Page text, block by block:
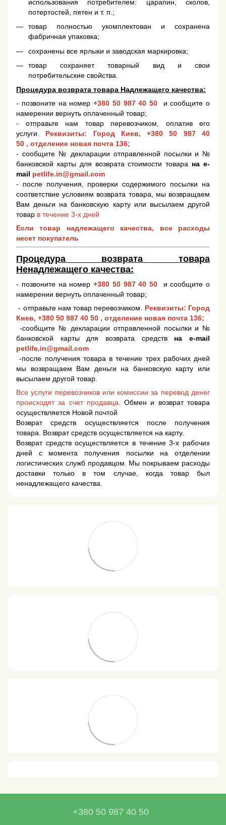
использования потребителем: царапин, сколов,
потертостей, пятен и т. п.;
товар полностью укомплектован и сохранена
фабричная упаковка;
сохранены все ярлыки и заводская маркировка;
товар сохраняет товарный вид и свои
потребительские свойства.
Процедура возврата товара Надлежащего качества:
- позвоните на номер +380 50 987 40 50
и сообщите о
намерении вернуть оплаченный товар;
- отправьте нам товар перевозчиком, оплатив его
услуги. Реквизиты: Город Киев,+380 50 987 40
50 , отделение новая почта 136;
- сообщите № декларации отправленной посылки и №
банковской карты для возврата стоимости товара на e-
mail petlife.in@gmail.com
- после получения, проверки содержимого посылки на
соответствие условиям возврата товара, мы возвращаем
Вам деньги на банковскую карту или высылаем другой
товар в течение 3-х дней
Если товар надлежащего качества, все расходы
несет покупатель
Процедура возврата товара
Ненадлежащего качества:
- позвоните на номер +380 50 987 40 50
и сообщите о
намерении вернуть оплаченный товар;
- отправьте нам товар перевозчиком. Реквизиты: Город
Киев, +380 50 987 40 50 , отделение новая почта 136;
-сообщите № декларации отправленной посылки и №
банковской карты для возврата средств на e-mail
petlife.in@gmail.com
-после получения товара в течение трех рабочих дней
мы возвращаем Вам деньги на банковскую карту или
высылаем другой товар.
Все услуги перевозчиков или комиссии за перевод денег
происходят за счет продавца.Обмен и возврат товара
осуществляется Новой почтой
Возврат средств осуществляется после получения
товара. Возврат средств осуществляется на карту.
Возврат средств осуществляется в течение 3-х рабочих
дней с момента получения посылки на отделении
логистических служб продавцом. Мы покрываем расходы
доставки только в том случае, когда товар был
ненадлежащего качества.
+380 50 987 40 50